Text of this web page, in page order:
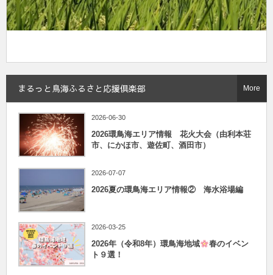
まるっと鳥海ふるさと応援倶楽部
2026-06-30
2026環鳥海エリア情報 花火大会（由利本荘
市、にかほ市、遊佐町、酒田市）
2026-07-07
2026夏の環鳥海エリア情報② 海水浴場編
2026-03-25
2026年（令和8年）環鳥海地域
春のイベン
ト９選！
More